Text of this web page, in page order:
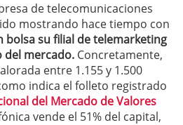
de telecomunicaciones
mostrando hace tiempo con
bolsa su filial de telemarketing
del mercado. Concretamente,
entre 1.155 y 1.500
indica el folleto registrado
del Mercado de Valores
vende el 51% del capital,